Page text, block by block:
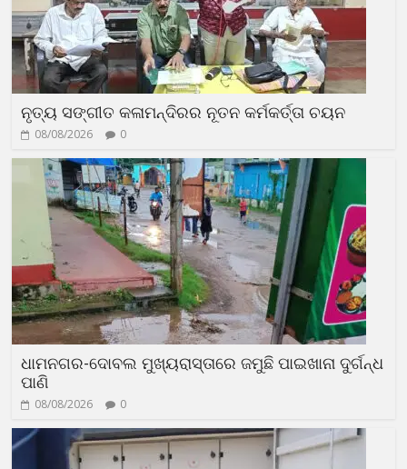
ନୃତ୍ୟ ସଙ୍ଗୀତ କଳାମନ୍ଦିରର ନୂତନ କର୍ମକର୍ତ୍ତା ଚୟନ
08/08/2026 0
ଧାମନଗର-ଦୋବଲ ମୁଖ୍ୟରାସ୍ତାରେ ଜମୁଛି ପାଇଖାନା ଦୁର୍ଗନ୍ଧ
ପାଣି
08/08/2026 0